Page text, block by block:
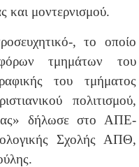
και μοντερνισμού.
, το οποίο
τμημάτων του
του τμήματος
πολιτισμού,
δήλωσε στο ΑΠΕ-
Σχολής ΑΠΘ,